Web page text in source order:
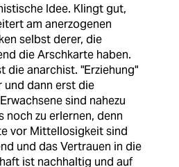
Idee. Klingt gut,
am anerzogenen
selbst derer, die
die Arschkarte haben.
die anarchist. "Erziehung"
und dann erst die
sind nahezu
noch zu erlernen, denn
vor Mittellosigkeit sind
und das Vertrauen in die
ist nachhaltig und auf